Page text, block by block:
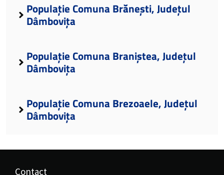
Populație Comuna Brănești, Județul
Dâmbovița
Populație Comuna Braniștea, Județul
Dâmbovița
Populație Comuna Brezoaele, Județul
Dâmbovița
Contact